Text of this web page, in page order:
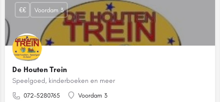
De Houten Trein
Speelgoed, kinderboeken en meer
072-5280765 Voordam 3
€€ Voordam 3